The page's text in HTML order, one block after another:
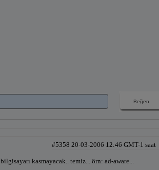
#5358 20-03-2006 12:46 GMT-1 saat
kasmayacak.. temiz... örn: ad-aware...